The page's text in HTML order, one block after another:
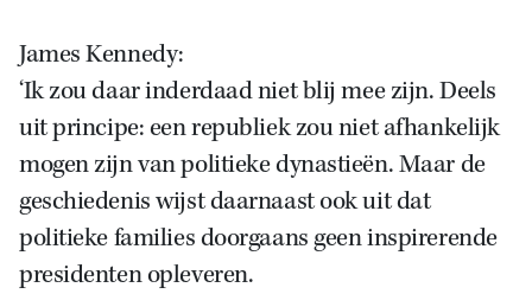
James Kennedy:
‘Ik zou daar inderdaad niet blij mee zijn. Deels
uit principe: een republiek zou niet afhankelijk
mogen zijn van politieke dynastieën. Maar de
geschiedenis wijst daarnaast ook uit dat
politieke families doorgaans geen inspirerende
presidenten opleveren.